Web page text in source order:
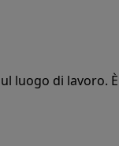
luogo di